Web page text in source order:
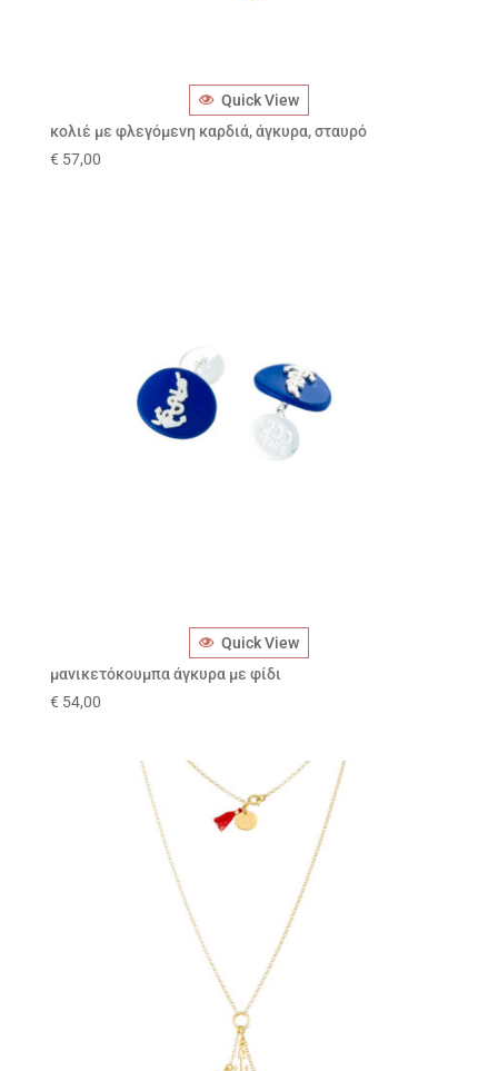
Quick View
κολιέ με φλεγόμενη καρδιά, άγκυρα, σταυρό
€ 57,00
Quick View
μανικετόκουμπα άγκυρα με φίδι
€ 54,00